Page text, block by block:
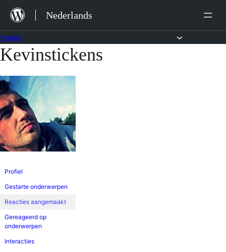
naar
de
inhoud
Nederlands
Ga
de
inhoud
Kevinstickens
Profiel
Gestarte onderwerpen
Reacties aangemaakt
Gereageerd op
onderwerpen
Interacties